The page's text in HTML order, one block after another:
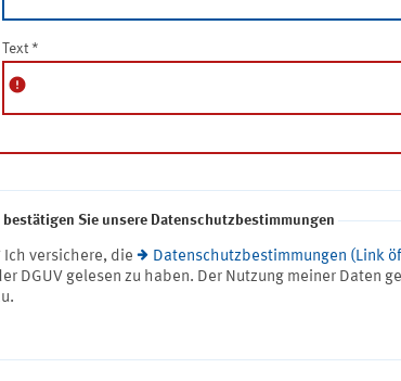
Text *
error
Sie unsere Datenschutzbestimmungen
Ich versichere, die
Datenschutzbestimmungen (Link
DGUV gelesen zu haben. Der Nutzung meiner Daten